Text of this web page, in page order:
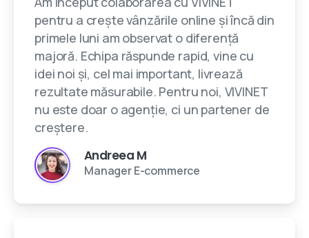
pentru a crește vânzările online și încă din
primele luni am observat o diferență
majoră. Echipa răspunde rapid, vine cu
idei noi și, cel mai important, livrează
rezultate măsurabile. Pentru noi, VIVINET
nu este doar o agenție, ci un partener de
creștere.
Andreea M
Manager E-commerce